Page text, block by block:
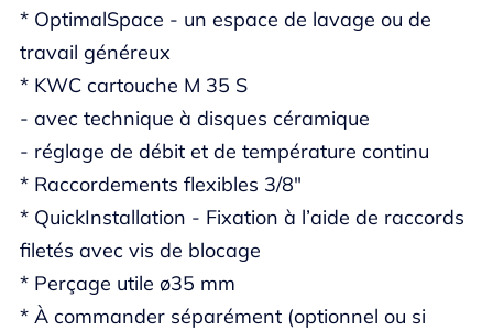
* OptimalSpace - un espace de lavage ou de
travail généreux
* KWC cartouche M 35 S
- avec technique à disques céramique
- réglage de débit et de température continu
* Raccordements flexibles 3/8"
* QuickInstallation - Fixation à l’aide de raccords
filetés avec vis de blocage
* Perçage utile ø35 mm
* À commander séparément (optionnel ou si